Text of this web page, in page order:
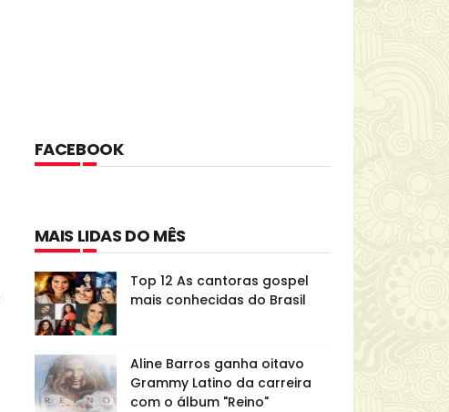
FACEBOOK
MAIS LIDAS DO MÊS
Top 12 As cantoras gospel
mais conhecidas do Brasil
Aline Barros ganha oitavo
Grammy Latino da carreira
com o álbum "Reino"